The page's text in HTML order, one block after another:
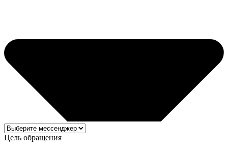
Цель обращения